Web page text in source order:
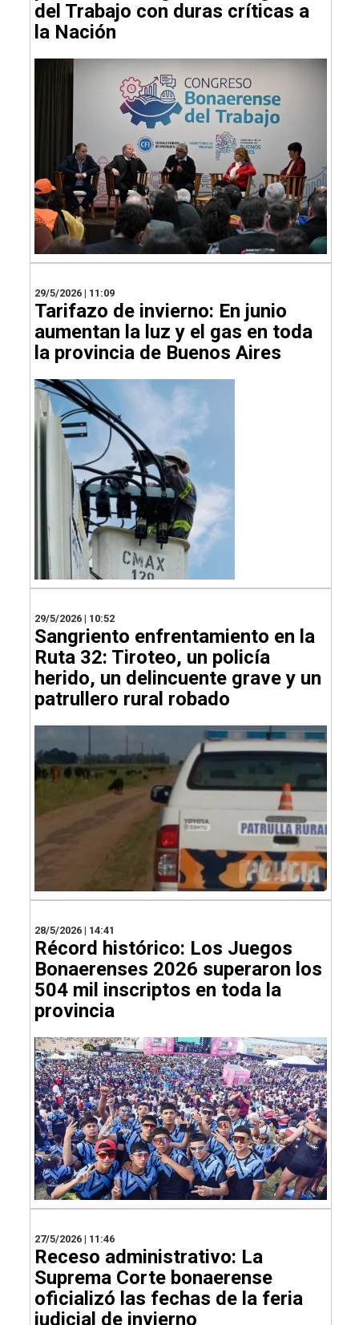
del Trabajo con duras críticas a
la Nación
29/5/2026 | 11:09
Tarifazo de invierno: En junio
aumentan la luz y el gas en toda
la provincia de Buenos Aires
29/5/2026 | 10:52
Sangriento enfrentamiento en la
Ruta 32: Tiroteo, un policía
herido, un delincuente grave y un
patrullero rural robado
28/5/2026 | 14:41
Récord histórico: Los Juegos
Bonaerenses 2026 superaron los
504 mil inscriptos en toda la
provincia
27/5/2026 | 11:46
Receso administrativo: La
Suprema Corte bonaerense
oficializó las fechas de la feria
judicial de invierno